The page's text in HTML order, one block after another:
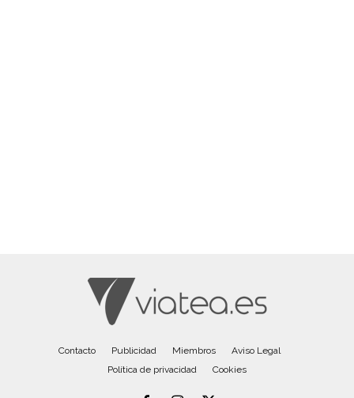
Contacto Publicidad Miembros
Aviso Legal
Política de privacidad
Cookies